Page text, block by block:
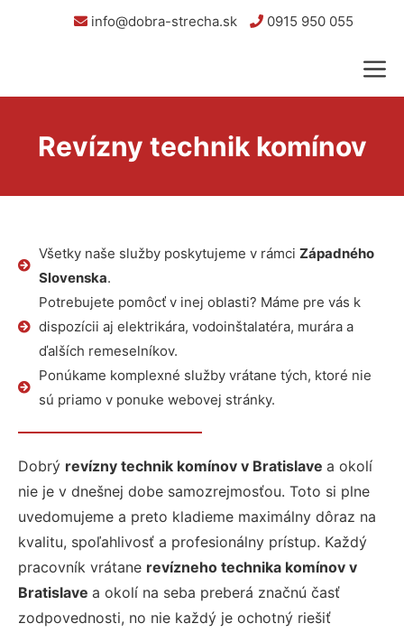
info@dobra-strecha.sk 0915 950 055
Revízny technik komínov
Všetky naše služby poskytujeme v rámci Západného
Slovenska.
Potrebujete pomôcť v inej oblasti? Máme pre vás k
dispozícii aj elektrikára, vodoinštalatéra, murára a
ďalších remeselníkov.
Ponúkame komplexné služby vrátane tých, ktoré nie
sú priamo v ponuke webovej stránky.
Dobrý revízny technik komínov v Bratislave a okolí
nie je v dnešnej dobe samozrejmosťou. Toto si plne
uvedomujeme a preto kladieme maximálny dôraz na
kvalitu, spoľahlivosť a profesionálny prístup. Každý
pracovník vrátane revízneho technika komínov v
Bratislave a okolí na seba preberá značnú časť
zodpovednosti, no nie každý je ochotný riešiť